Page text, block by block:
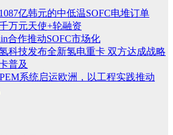
亿韩元的中低温SOFC电堆订单
万元天使+轮融资
合作推动SOFC市场化
科技发布全新氢电重卡 双方达成战略
普及
系统启运欧洲，以工程实践推动